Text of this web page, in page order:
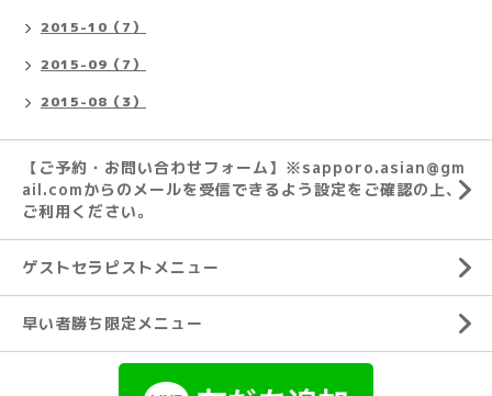
2015-10（7）
2015-09（7）
2015-08（3）
【ご予約・お問い合わせフォーム】※sapporo.asian@gm
ail.comからのメールを受信できるよう設定をご確認の上、
ご利用ください。
ゲストセラピストメニュー
早い者勝ち限定メニュー